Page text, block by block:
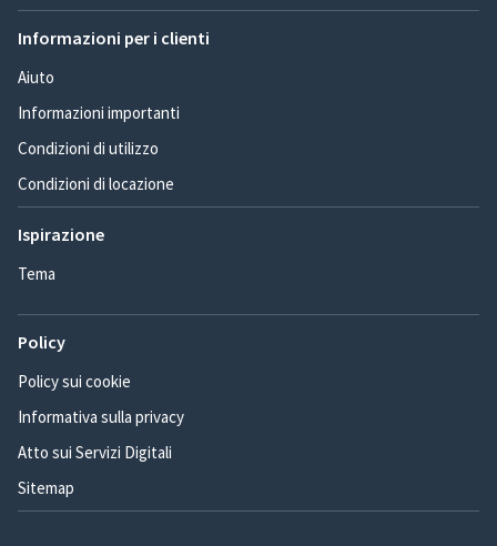
Informazioni per i clienti
Aiuto
Informazioni importanti
Condizioni di utilizzo
Condizioni di locazione
Ispirazione
Tema
Policy
Policy sui cookie
Informativa sulla privacy
Atto sui Servizi Digitali
Sitemap